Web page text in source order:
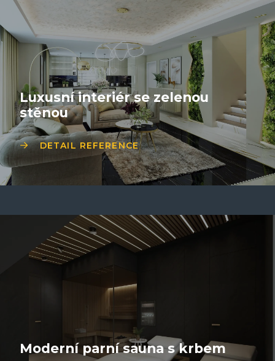
Luxusní interiér se zelenou
stěnou
DETAIL REFERENCE
Moderní parní sauna s krbem